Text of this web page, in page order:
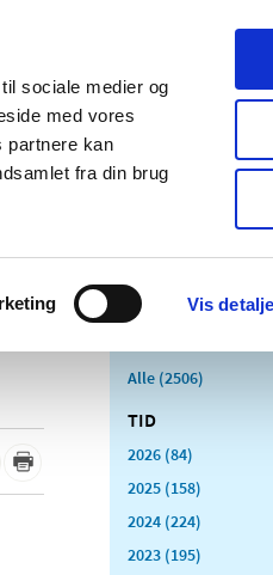
sociale medier og
med vores
partnere kan
fra din brug
Vis
Udgivelser
Medicinsk
Særlige
Alle (2506)
TID
2026 (84)
2025 (158)
2024 (224)
2023 (195)